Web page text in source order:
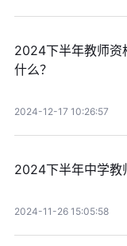
2024下半年教师资
什么？
2024-12-17 10:26:57
2024下半年中学教
2024-11-26 15:05:58